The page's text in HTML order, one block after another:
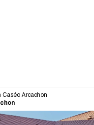
Caséo Arcachon